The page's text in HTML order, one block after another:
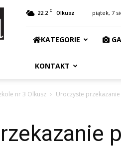
22.2 C Olkusz piątek, 7
KATEGORIE
KONTAKT
nr 3 Olkusz Uroczyste